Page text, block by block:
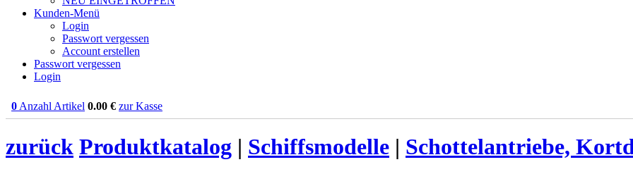
Kunden-Menü
Login
Passwort vergessen
Account erstellen
Passwort vergessen
Login
0 Anzahl Artikel 0.00 € zur Kasse
zurück Produktkatalog | Schiffsmodelle | Schottelantriebe,